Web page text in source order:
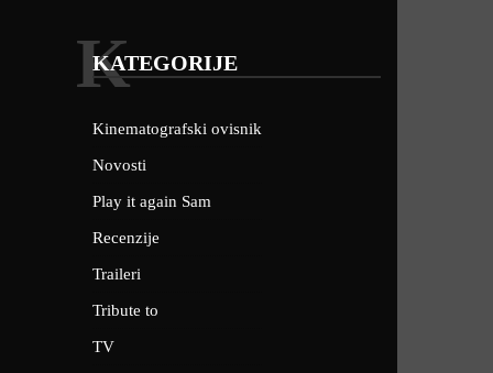
KATEGORIJE
K
Kinematografski ovisnik
Novosti
Play it again Sam
Recenzije
Traileri
Tribute to
TV